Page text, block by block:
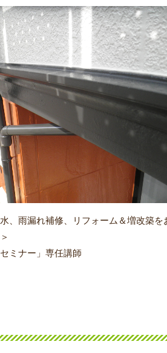
、雨漏れ補修、リフォーム＆増改築
ミナー」専任講師